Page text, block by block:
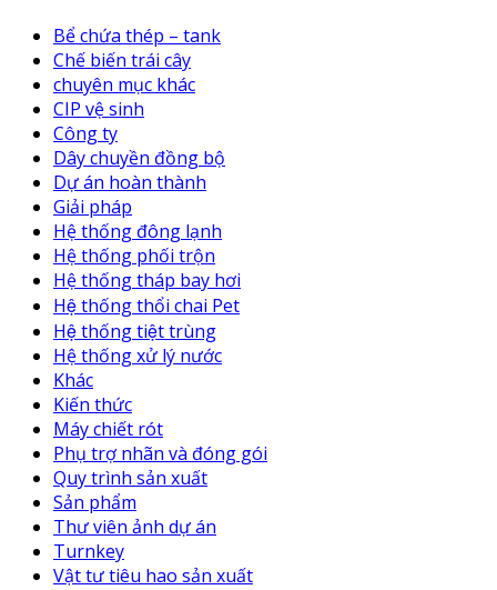
Bể chứa thép – tank
Chế biến trái cây
chuyên mục khác
CIP vệ sinh
Công ty
Dây chuyền đồng bộ
Dự án hoàn thành
Giải pháp
Hệ thống đông lạnh
Hệ thống phối trộn
Hệ thống tháp bay hơi
Hệ thống thổi chai Pet
Hệ thống tiệt trùng
Hệ thống xử lý nước
Khác
Kiến thức
Máy chiết rót
Phụ trợ nhãn và đóng gói
Quy trình sản xuất
Sản phẩm
Thư viên ảnh dự án
Turnkey
Vật tư tiêu hao sản xuất